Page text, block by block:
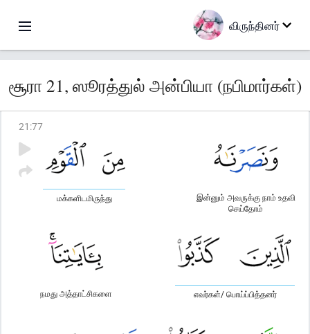
விருந்தினர்
சூரா 21, ஸூரத்துல் அன்பியா (நபிமார்கள்)
21 :77
இன்னும் அவருக்கு நாம் உதவி
செய்தோம்
மக்களிடமிருந்து
எவர்கள்/ பொய்ப்பித்தனர்
நமது அத்தாட்சிகளை